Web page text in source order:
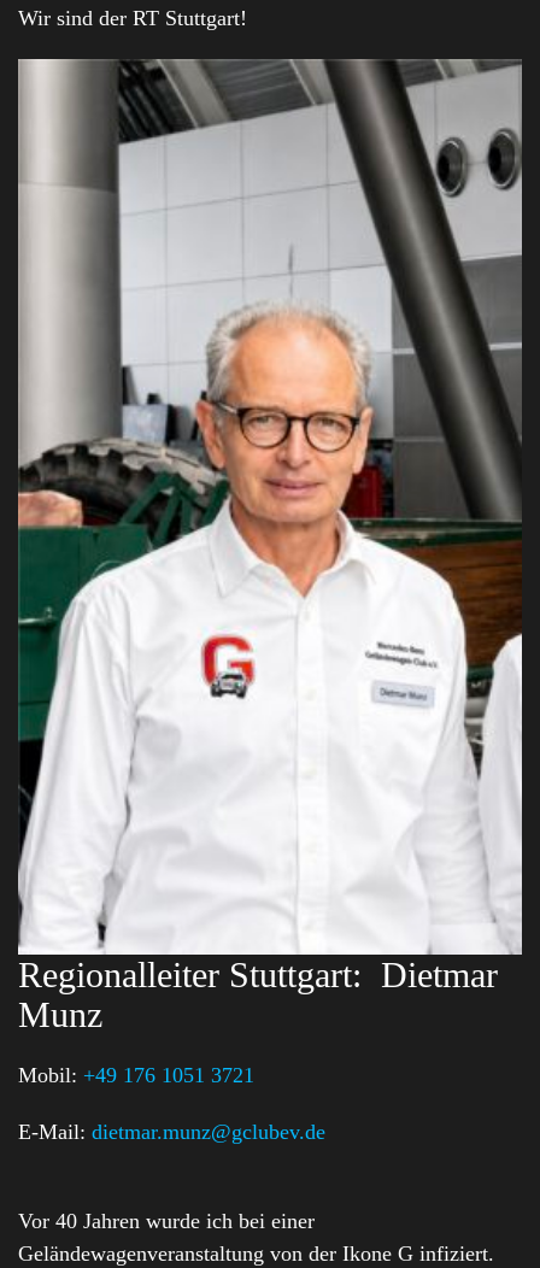
Wir sind der RT Stuttgart!
Regionalleiter Stuttgart: Dietmar
Munz
Mobil: +49 176 1051 3721
E-Mail: dietmar.munz@gclubev.de
Vor 40 Jahren wurde ich bei einer
Geländewagenveranstaltung von der Ikone G infiziert.